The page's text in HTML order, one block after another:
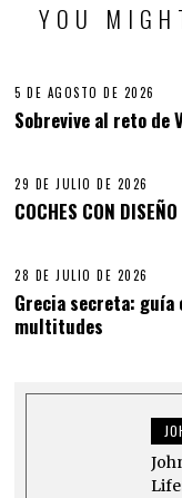
YOU
5 DE AGOSTO DE 2026
Sobrevive al reto de
29 DE JULIO DE 2026
COCHES CON
28 DE JULIO DE 2026
Grecia secreta:
multitudes